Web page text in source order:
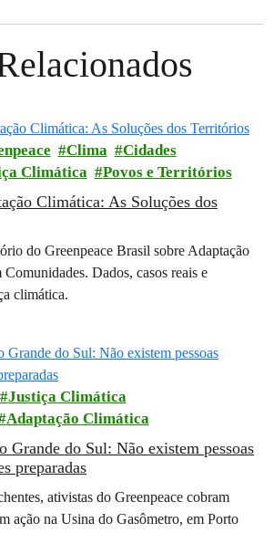
Clima
Cidades
Climática
Povos e Territórios
Climática: As Soluções dos
do Greenpeace Brasil sobre Adaptação
Dados, casos reais e
climática.
Justiça Climática
Adaptação Climática
Grande do Sul: Não existem pessoas
preparadas
ativistas do Greenpeace cobram
ação na Usina do Gasômetro, em Porto